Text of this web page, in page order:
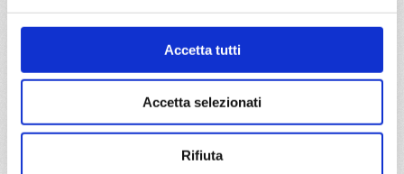
Accetta tutti
Accetta selezionati
Rifiuta
8 giorni
daRio De JaneiroconMSC